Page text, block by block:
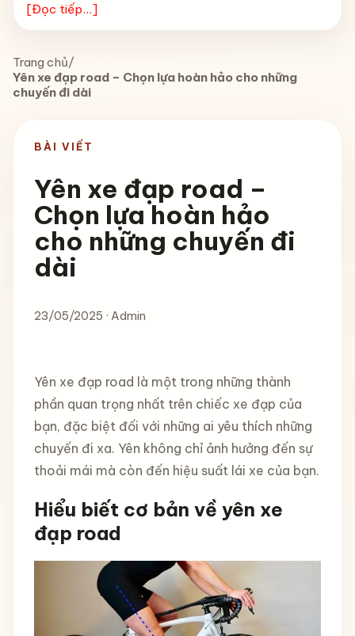
[Đọc tiếp...]
Trang chủ/
Yên xe đạp road – Chọn lựa hoàn hảo cho những
chuyến đi dài
BÀI VIẾT
Yên xe đạp road –
Chọn lựa hoàn hảo
cho những chuyến đi
dài
23/05/2025 · Admin
Yên xe đạp road là một trong những thành
phần quan trọng nhất trên chiếc xe đạp của
bạn, đặc biệt đối với những ai yêu thích những
chuyến đi xa. Yên không chỉ ảnh hưởng đến sự
thoải mái mà còn đến hiệu suất lái xe của bạn.
Hiểu biết cơ bản về yên xe
đạp road